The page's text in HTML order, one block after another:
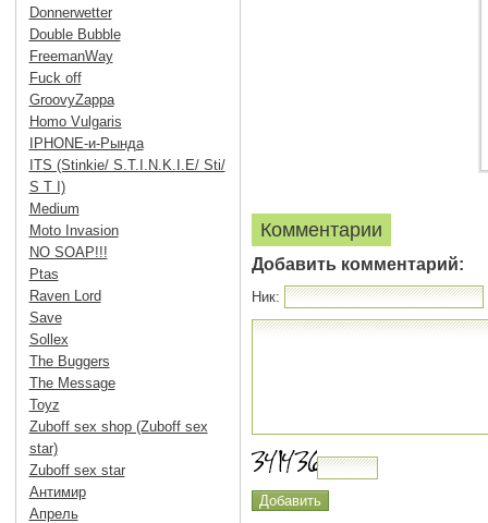
Комментарии
Добавить комментарий:
Ник:
Donnerwetter
Double Bubble
FreemanWay
Fuck off
GroovyZappa
Homo Vulgaris
IPHONE-и-Рында
ITS (Stinkie/ S.T.I.N.K.I.E/ Sti/
S T I)
Medium
Moto Invasion
NO SOAP!!!
Ptas
Raven Lord
Save
Sollex
The Buggers
The Message
Toyz
Zuboff sex shop (Zuboff sex
star)
Zuboff sex star
Антимир
Апрель